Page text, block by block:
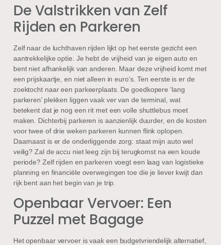
De Valstrikken van Zelf
Rijden en Parkeren
Zelf naar de luchthaven rijden lijkt op het eerste gezicht een
aantrekkelijke optie. Je hebt de vrijheid van je eigen auto en
bent niet afhankelijk van anderen. Maar deze vrijheid komt met
een prijskaartje, en niet alleen in euro’s. Ten eerste is er de
zoektocht naar een parkeerplaats. De goedkopere ‘lang
parkeren’ plekken liggen vaak ver van de terminal, wat
betekent dat je nog een rit met een volle shuttlebus moet
maken. Dichterbij parkeren is aanzienlijk duurder, en de kosten
voor twee of drie weken parkeren kunnen flink oplopen.
Daarnaast is er de onderliggende zorg: staat mijn auto wel
veilig? Zal de accu niet leeg zijn bij terugkomst na een koude
periode? Zelf rijden en parkeren voegt een laag van logistieke
planning en financiële overwegingen toe die je liever kwijt dan
rijk bent aan het begin van je trip.
Openbaar Vervoer: Een
Puzzel met Bagage
Het openbaar vervoer is vaak een budgetvriendelijk alternatief,